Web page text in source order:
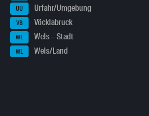
UU Urfahr/Umgebung
VB Vöcklabruck
WE Wels – Stadt
WL Wels/Land